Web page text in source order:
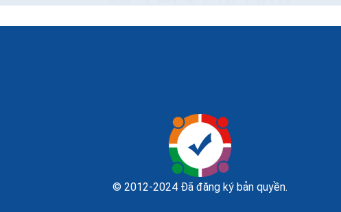
Cài ssl miễn phí tạo chứng chỉ SSL
hosting cPanel directadmin
Chứng chỉ SSL miễn phí là loại hình SSL phù
© 2012-2024 Đã đăng ký bản quyền.